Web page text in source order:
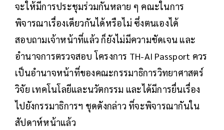
จะให้มีการประชุมร่วมกันหลาย ๆ คณะในการ
พิจารณาเรื่องเดียวกันได้หรือไม่ ซึ่งตนเองได้
สอบถามเจ้าหน้าที่แล้ว ก็ยังไม่มีความชัดเจน และ
อำนาจการตรวจสอบ โครงการ TH-AI Passport ควร
เป็นอำนาจหน้าที่ของคณะกรรมาธิการวิทยาศาสตร์
วิจัย เทคโนโลยีและนวัตกรรม และได้มีการยื่นเรื่อง
ไปยังกรรมาธิการฯ ชุดดังกล่าว ที่จะพิจารณากันใน
สัปดาห์หน้าแล้ว